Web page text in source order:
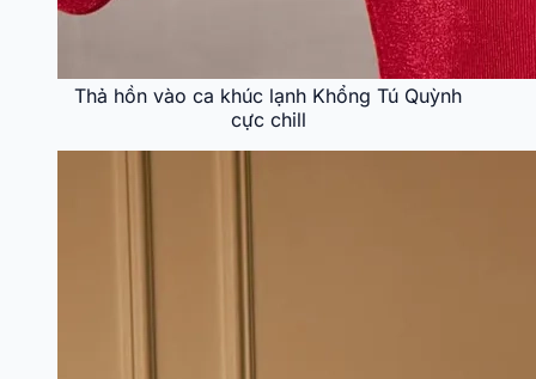
Thả hồn vào ca khúc lạnh Khổng Tú Quỳnh
cực chill